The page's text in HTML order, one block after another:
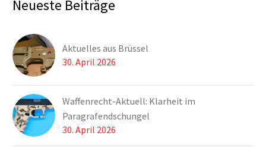
und warnte aufgrund
Verwahrung.
Neueste Beiträge
Aktuelles aus Brüssel
30. April 2026
Waffenrecht-Aktuell: Klarheit im
Paragrafendschungel
30. April 2026